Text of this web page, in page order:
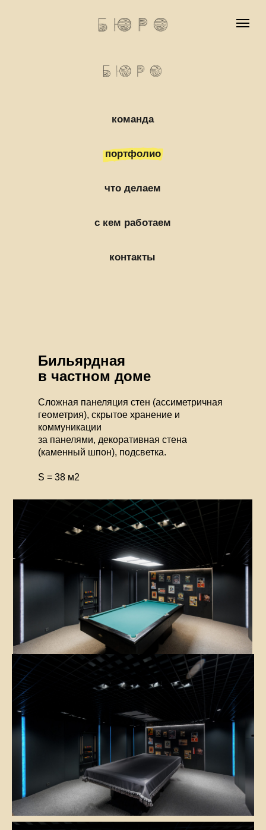
команда
что делаем
с кем работаем
портфолио
что делаем
с кем работаем
контакты
команда
Сложная панеляция стен (ассиметричная
геометрия), скрытое хранение и
коммуникации
за панелями, декоративная стена
(каменный шпон), подсветка.
S = 38 м2
Бильярдная
в частном доме